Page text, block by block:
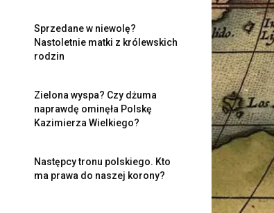
Sprzedane w niewolę?
Nastoletnie matki z królewskich
rodzin
Zielona wyspa? Czy dżuma
naprawdę ominęła Polskę
Kazimierza Wielkiego?
Następcy tronu polskiego. Kto
ma prawa do naszej korony?